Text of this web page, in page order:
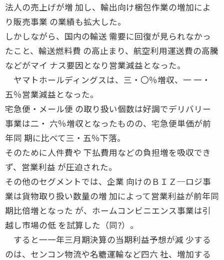
法人の売上げが増 加し、輸出向け梱包作業の増加によ
り販売事業 の業績も拡大した。
しかしながら、国内の輸送 需要に回復が見られなかっ
たこと、輸送燃料費 の高止まり、航空利用運送費の高騰
などがマイ ナス要因となり営業減益となった。
ヤマトホールディングスは、三・〇％増収、一 一・
五％営業減益となった。
宅急便・メール便 の取り扱い個数は好調でデリバリー
事業は二・ 六％増収となったものの、宅急便単価が前
年同 期に比べて三・五％下落。
そのために人件費や 下払費用などの負担増を吸収でき
ず、営業利益 が圧迫された。
その他のセグメントでは、企業 向けのＢＩＺ─ロジ事
業は貨物取り扱い数量の増 加によって営業利益が前年同
期比倍増となった が、ホームコンビニエンス事業は引
越し市場の低 を試算した（同?）。
すると一一年三月期決算の当期利益予想が減 少する
のは、センコン物流や名糖運輸など四六 社、増加する